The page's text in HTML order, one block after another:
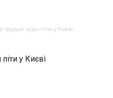
грудня: куди піти у Києві
у Києві